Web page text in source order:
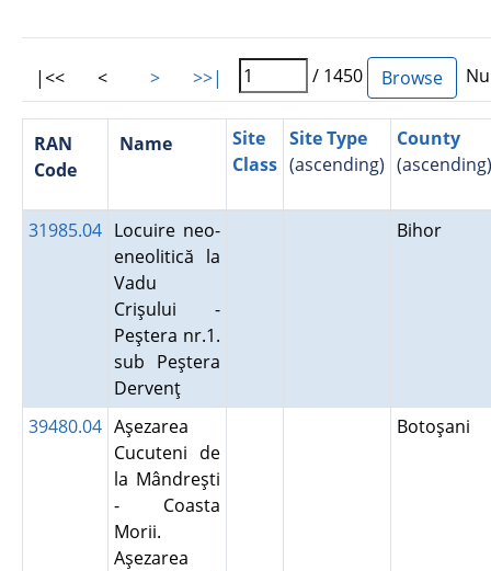
|<< < > >>| / 1450
RAN
Code
Name
Site
Class
Site Type
(ascending)
County
(ascending)
31985.04 Locuire neo-
eneolitică la
Vadu
Crişului -
Peştera nr.1.
sub Peştera
Dervenţ
Bihor
39480.04 Aşezarea
Cucuteni de
la Mândreşti
- Coasta
Morii.
Aşezarea
Botoşani